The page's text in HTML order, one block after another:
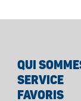
QUI
SERVICE
FAVORIS